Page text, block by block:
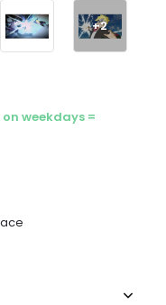
+2
on weekdays =